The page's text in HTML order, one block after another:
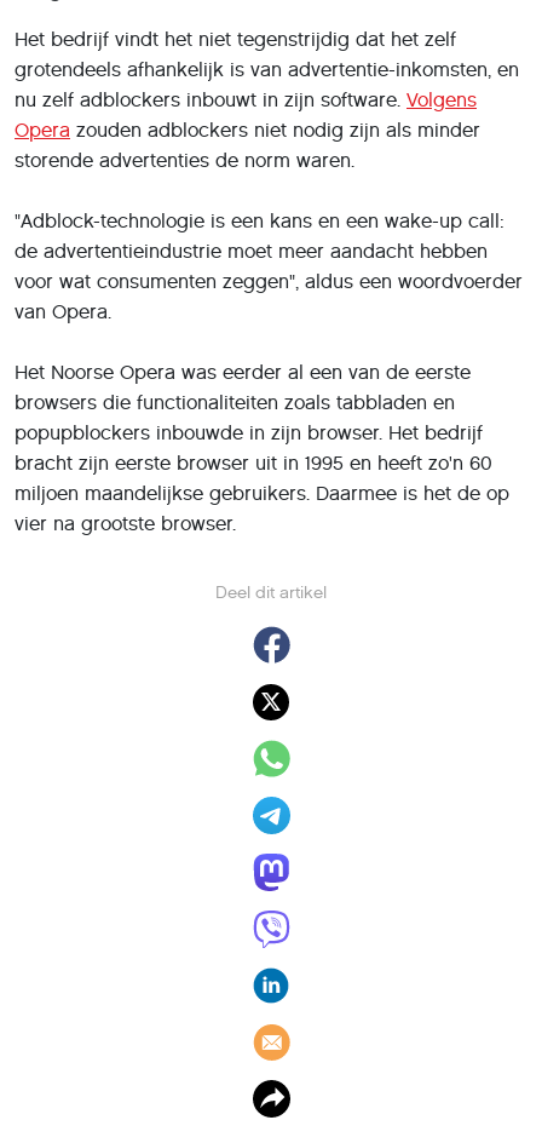
Deel dit artikel
Het bedrijf vindt het niet tegenstrijdig dat het zelf
grotendeels afhankelijk is van advertentie-inkomsten, en
nu zelf adblockers inbouwt in zijn software. Volgens
Opera zouden adblockers niet nodig zijn als minder
storende advertenties de norm waren.
"Adblock-technologie is een kans en een wake-up call:
de advertentieindustrie moet meer aandacht hebben
voor wat consumenten zeggen", aldus een woordvoerder
van Opera.
Het Noorse Opera was eerder al een van de eerste
browsers die functionaliteiten zoals tabbladen en
popupblockers inbouwde in zijn browser. Het bedrijf
bracht zijn eerste browser uit in 1995 en heeft zo'n 60
miljoen maandelijkse gebruikers. Daarmee is het de op
vier na grootste browser.